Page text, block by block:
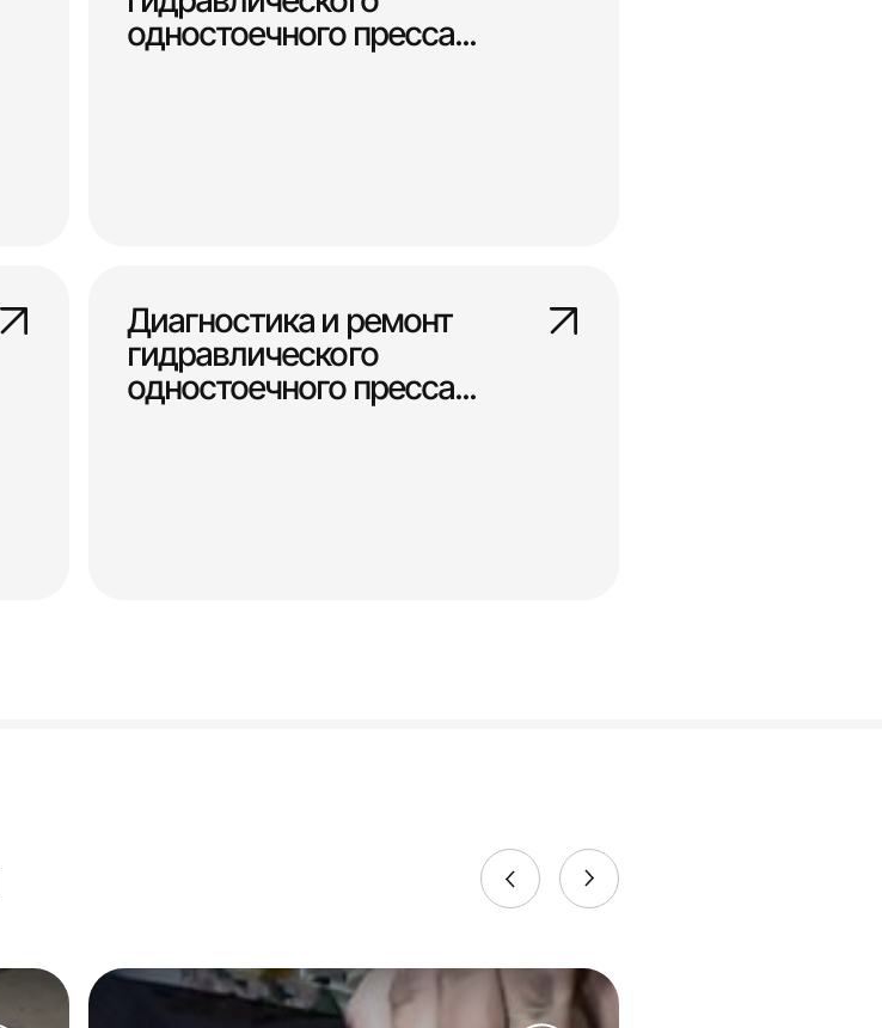
одностоечного пресса...
Диагностика и ремонт
гидравлического
одностоечного пресса...